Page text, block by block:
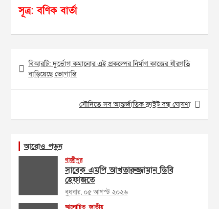
সূত্র: বণিক বার্তা
Post
navigation
বিআরটি: দুর্ভোগ কমানোর এই প্রকল্পের নির্মাণ কাজের ধীরগতি
বাড়িয়েছে ভোগান্তি
সৌদিতে সব আন্তর্জাতিক ফ্লাইট বন্ধ ঘোষণা
আরোও পড়ুন
গাজীপুর
সাবেক এমপি আখতারুজ্জামান ডিবি
হেফাজতে
বুধবার, ০৫ আগস্ট ২০২৬
আলোচিত জাতীয়